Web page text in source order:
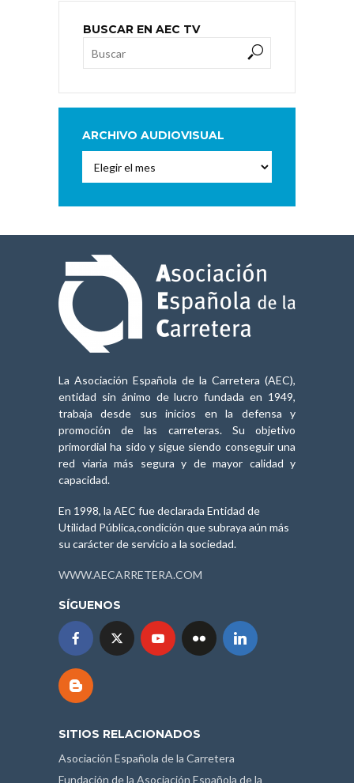
BUSCAR EN AEC TV
ARCHIVO AUDIOVISUAL
Audiovisual
La Asociación Española de la Carretera (AEC),
entidad sin ánimo de lucro fundada en 1949,
trabaja desde sus inicios en la defensa y
promoción de las carreteras. Su objetivo
primordial ha sido y sigue siendo conseguir una
red viaria más segura y de mayor calidad y
capacidad.
En 1998, la AEC fue declarada Entidad de
Utilidad Pública,condición que subraya aún más
su carácter de servicio a la sociedad.
WWW.AECARRETERA.COM
SÍGUENOS
SITIOS RELACIONADOS
Asociación Española de la Carretera
Fundación de la Asociación Española de la